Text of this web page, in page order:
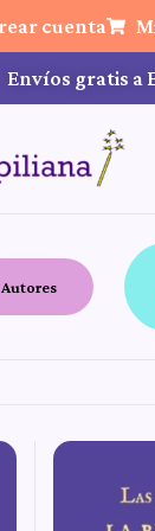
cuenta
Envíos gratis a
Autores